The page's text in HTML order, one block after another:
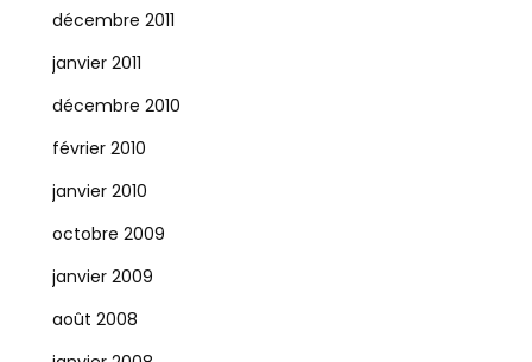
décembre 2011
janvier 2011
décembre 2010
février 2010
janvier 2010
octobre 2009
janvier 2009
août 2008